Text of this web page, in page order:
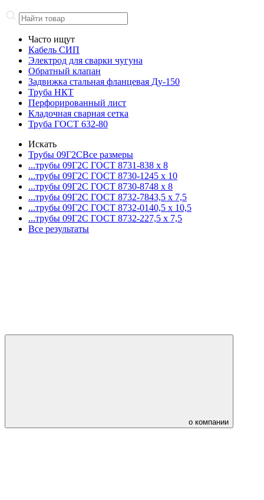
Часто ищут
Кабель СИП
Электрод для сварки чугуна
Обратный клапан
Задвижка стальная фланцевая Ду-150
Труба НКТ
Перфорированный лист
Кладочная сварная сетка
Труба ГОСТ 632-80
Искать
Трубы 09Г2СВсе размеры
...трубы 09Г2С ГОСТ 8731-838 x 8
...трубы 09Г2С ГОСТ 8730-1245 x 10
...трубы 09Г2С ГОСТ 8730-8748 x 8
...трубы 09Г2С ГОСТ 8732-7843,5 x 7,5
...трубы 09Г2С ГОСТ 8732-0140,5 x 10,5
...трубы 09Г2С ГОСТ 8732-227,5 x 7,5
Все результаты
о компании